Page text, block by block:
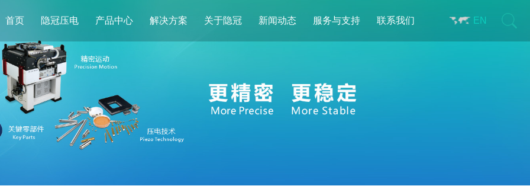
首页 隐冠压电 产品中心 解决方案 关于隐冠 新闻动态 服务与支持 联系我们 EN